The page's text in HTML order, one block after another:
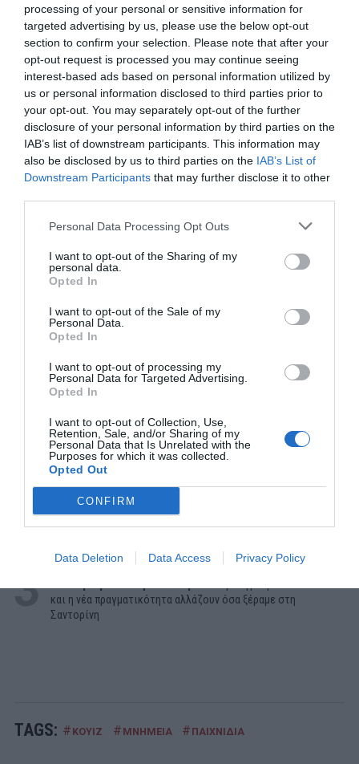
processing of your personal or sensitive information for
targeted advertising by us, please use the below opt-out
section to confirm your selection. Please note that after your
opt-out request is processed you may continue seeing
interest-based ads based on personal information utilized by
us or personal information disclosed to third parties prior to
your opt-out. You may separately opt-out of the further
disclosure of your personal information by third parties on the
IAB’s list of downstream participants. This information may
also be disclosed by us to third parties on the IAB’s List of
Downstream Participants that may further disclose it to other
Personal Data Processing Opt Outs
I want to opt-out of the Sharing of my
personal data.
Opted In
I want to opt-out of the Sale of my
Personal Data.
Opted In
I want to opt-out of processing my
Personal Data for Targeted Advertising.
Opted In
I want to opt-out of Collection, Use,
Retention, Sale, and/or Sharing of my
Personal Data that Is Unrelated with the
Purposes for which it was collected.
Opted Out
CONFIRM
Data Deletion Data Access Privacy Policy
Θα καταφέρεις να κάνεις 10 στα 10 κοιτάζοντας μόνο
μία εικόνα τους που σου δίνουμε; Ιδού η Ρόδος
ΕΚΚΙΝΗΣΗ
ΜΠΑΛΑ
Η αλήθεια για τον Ετιέν Καμαρά
2 ΠΑΙΧΝΙΔΙΑ
Βρες πού βρίσκονται 10 παραλίες:
3
και η νέα πραγματικότητα αλλάζουν όσα ξέραμε στη
Σαντορίνη
TAGS: # ΚΟΥΙΖ # ΜΝΗΜΕΙΑ # ΠΑΙΧΝΙΔΙΑ